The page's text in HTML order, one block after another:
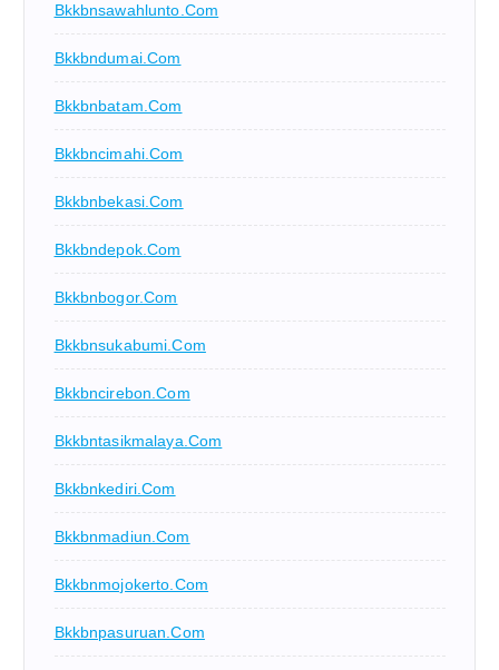
Bkkbnsawahlunto.com
Bkkbndumai.com
Bkkbnbatam.com
Bkkbncimahi.com
Bkkbnbekasi.com
Bkkbndepok.com
Bkkbnbogor.com
Bkkbnsukabumi.com
Bkkbncirebon.com
Bkkbntasikmalaya.com
Bkkbnkediri.com
Bkkbnmadiun.com
Bkkbnmojokerto.com
Bkkbnpasuruan.com